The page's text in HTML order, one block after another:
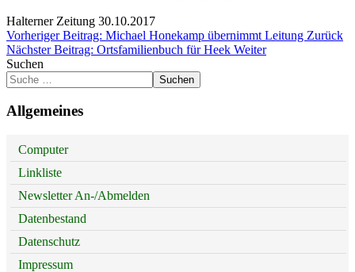
Halterner Zeitung 30.10.2017
Vorheriger Beitrag: Michael Honekamp übernimmt Leitung Zurück
Nächster Beitrag: Ortsfamilienbuch für Heek Weiter
Suchen
Suchen
Allgemeines
Computer
Linkliste
Newsletter An-/Abmelden
Datenbestand
Datenschutz
Impressum